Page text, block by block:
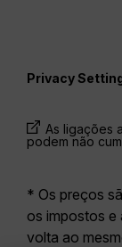
Privacy
As ligações
podem não
* Os preços
os impostos e
volta ao